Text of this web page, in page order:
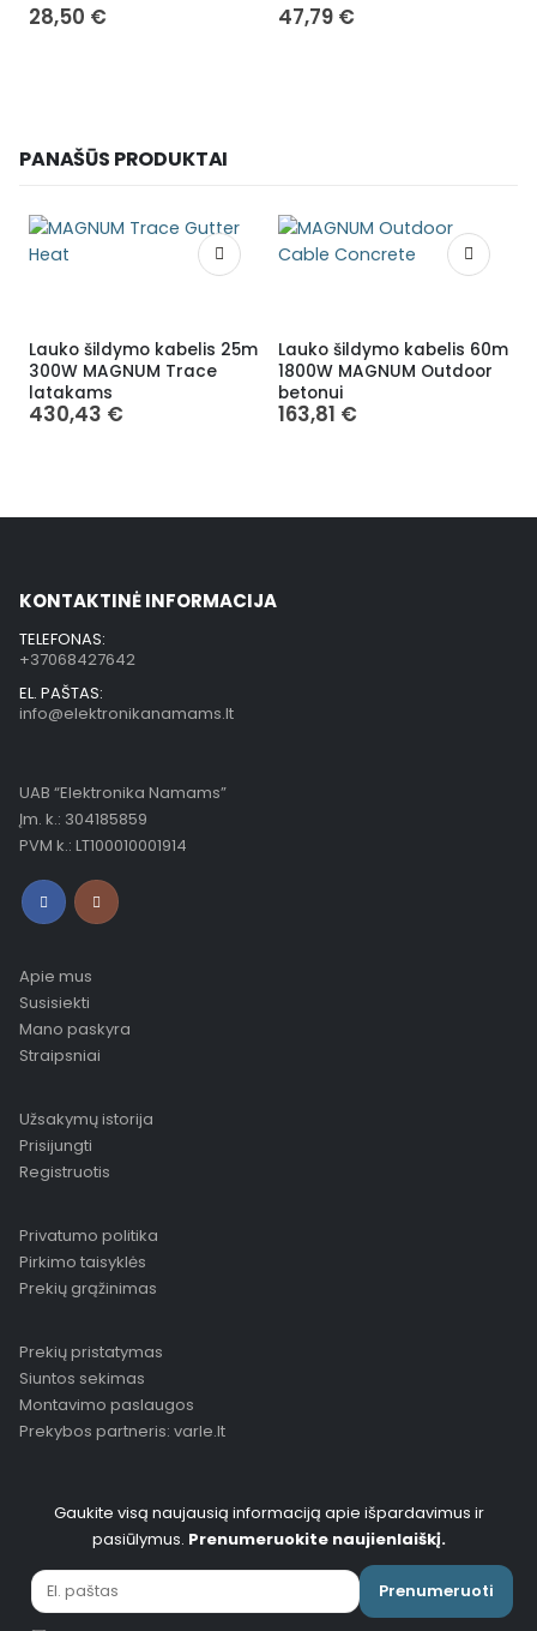
28,50 € 47,79 €
PANAŠŪS PRODUKTAI
Lauko šildymo kabelis 25m
300W MAGNUM Trace
latakams
430,43 €
Lauko šildymo kabelis 60m
1800W MAGNUM Outdoor
betonui
163,81 €
KONTAKTINĖ INFORMACIJA
TELEFONAS:
+37068427642
EL. PAŠTAS:
info@elektronikanamams.lt
UAB “Elektronika Namams”
Įm. k.: 304185859
PVM k.: LT100010001914
Apie mus
Susisiekti
Mano paskyra
Straipsniai
Užsakymų istorija
Prisijungti
Registruotis
Privatumo politika
Pirkimo taisyklės
Prekių grąžinimas
Prekių pristatymas
Siuntos sekimas
Montavimo paslaugos
Prekybos partneris: varle.lt
Gaukite visą naujausią informaciją apie išpardavimus ir
pasiūlymus. Prenumeruokite naujienlaiškį.
Prenumeruoti